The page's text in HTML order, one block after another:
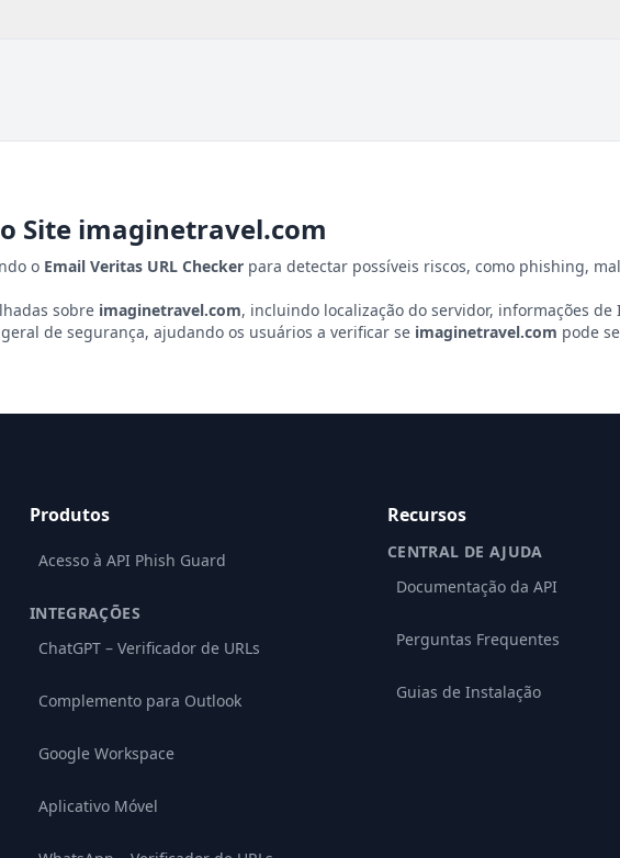
Site imaginetravel.com
o Email Veritas URL Checker para detectar possíveis riscos, como phishing,
sobre imaginetravel.com, incluindo localização do servidor, informações de
de segurança, ajudando os usuários a verificar se imaginetravel.com pode
Produtos
Acesso à API Phish Guard
INTEGRAÇÕES
ChatGPT – Verificador de URLs
Complemento para Outlook
Google Workspace
Aplicativo Móvel
Recursos
CENTRAL DE AJUDA
Documentação da API
Perguntas Frequentes
Guias de Instalação